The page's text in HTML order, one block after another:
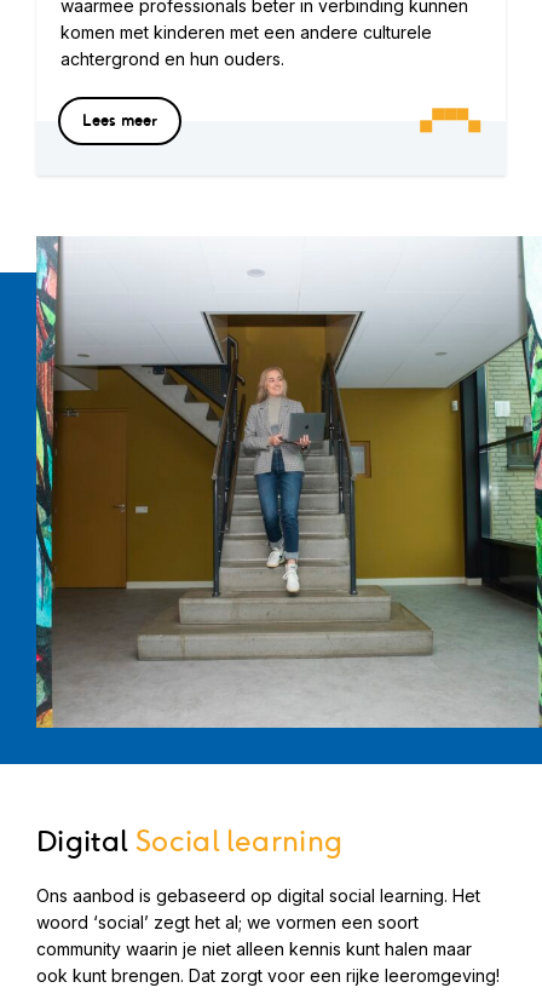
waarmee professionals beter in verbinding kunnen
komen met kinderen met een andere culturele
achtergrond en hun ouders.
Lees meer
Digital Social learning
Ons aanbod is gebaseerd op digital social learning. Het
woord ‘social’ zegt het al; we vormen een soort
community waarin je niet alleen kennis kunt halen maar
ook kunt brengen. Dat zorgt voor een rijke leeromgeving!